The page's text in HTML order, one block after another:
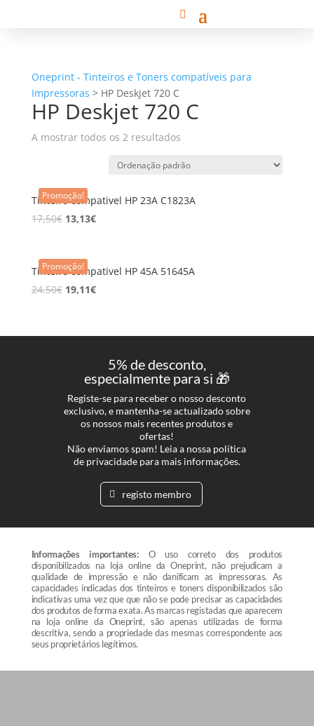
Oneprint - Tinteiros e Toners compatíveis para
Impressoras > HP Deskjet 720 C
HP Deskjet 720 C
A mostrar todos os 2 resultados
Promoção!
Tinteiro compativel HP 23A C1823A
17,50€ 13,13€
Promoção!
Tinteiro compativel HP 45A 51645A
24,50€ 19,11€
5% de desconto,
especialmente para si 🎁
Registe-se para receber o nosso desconto
exclusivo, e mantenha-se actualizado sobre
os nossos mais recentes produtos e
ofertas!
Não enviamos spam! Leia a nossa política
de privacidade para mais informações.
registo membro
Informações importantes: O uso correto dos produtos
disponibilizados na loja online da Oneprint, não prejudicam a
qualidade de impressão e não danificam as impressoras. As
capacidades indicadas dos tinteiros e toners disponibilizados são
indicativas uma vez que que não se pode precisar as capacidades
dos produtos de forma exata. As marcas registadas que aparecem
na loja online da Oneprint, são apenas utilizadas de forma
descritiva, sendo a propriedade das mesmas correspondente aos
seus proprietários legítimos.